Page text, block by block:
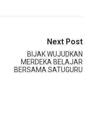
Next Post
BIJAK WUJUDKAN
MERDEKA BELAJAR
BERSAMA SATUGURU